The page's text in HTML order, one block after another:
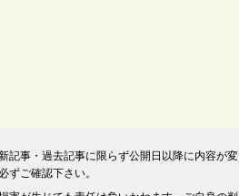
記事・過去記事に限らず公開日以降に内容が変
ずご確認下さい。